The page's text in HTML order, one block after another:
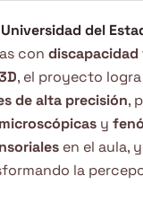
Universidad del
con discapacidad
, el proyecto
de alta precisión,
y
en el aula,
la